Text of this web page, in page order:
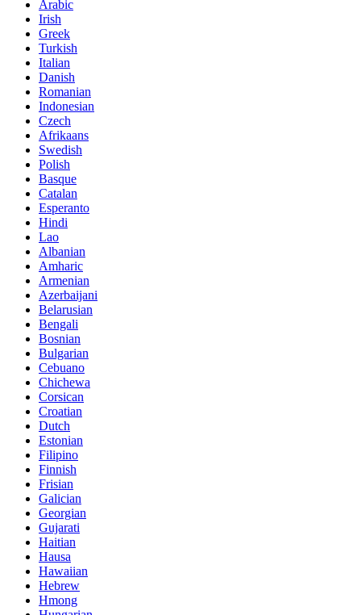
Arabic
Irish
Greek
Turkish
Italian
Danish
Romanian
Indonesian
Czech
Afrikaans
Swedish
Polish
Basque
Catalan
Esperanto
Hindi
Lao
Albanian
Amharic
Armenian
Azerbaijani
Belarusian
Bengali
Bosnian
Bulgarian
Cebuano
Chichewa
Corsican
Croatian
Dutch
Estonian
Filipino
Finnish
Frisian
Galician
Georgian
Gujarati
Haitian
Hausa
Hawaiian
Hebrew
Hmong